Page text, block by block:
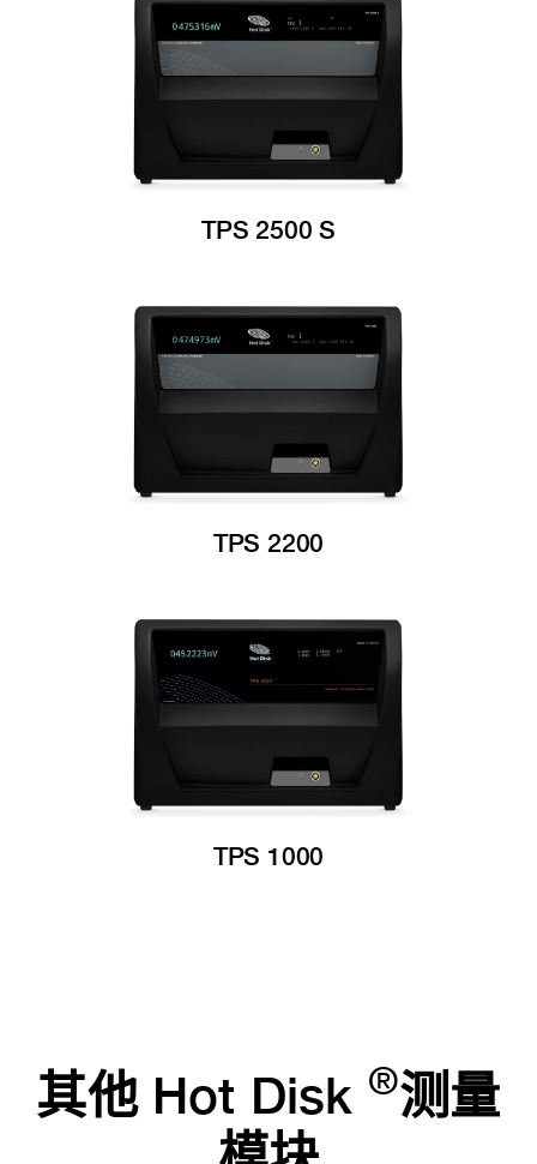
TPS 2500 S
TPS 2200
TPS 1000
其他 Hot Disk ®测量